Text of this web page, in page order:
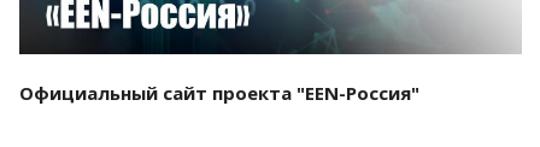
Официальный сайт проекта "EEN-Россия"